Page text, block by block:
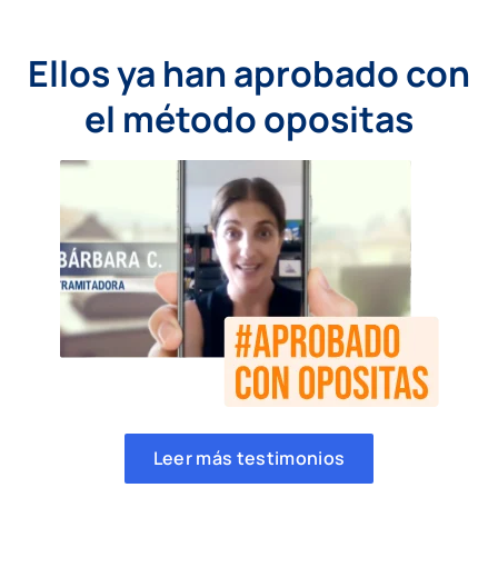
Ellos ya han aprobado con
el método opositas
Leer más testimonios